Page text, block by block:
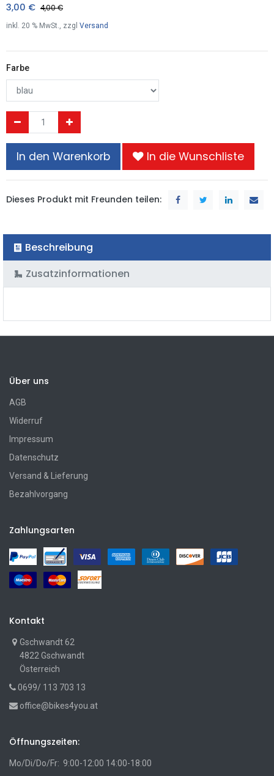
3,00 € 4,00€
inkl. 20 % MwSt., zzgl Versand
Farbe
In den Warenkorb In die Wunschliste
Dieses Produkt mit Freunden teilen:
Beschreibung
Zusatzinformationen
Über uns
AGB
Widerruf
Impressum
Datenschutz
Versand & Lieferung
Bezahlvorgang
Zahlungsarten
Kontakt
Gschwandt 62
4822 Gschwandt
Österreich
0699/ 113 703 13
office@bikes4you.at
Öffnungszeiten:
Mo/Di/Do/Fr: 9:00-12:00 14:00-18:00